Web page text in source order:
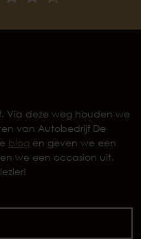
Via deze weg houden we
van Autobedrijf De
blog en geven we een
we een occasion uit.